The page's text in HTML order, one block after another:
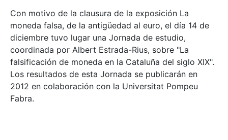
Con motivo de la clausura de la exposición La
moneda falsa, de la antigüedad al euro, el día 14 de
diciembre tuvo lugar una Jornada de estudio,
coordinada por Albert Estrada-Rius, sobre "La
falsificación de moneda en la Cataluña del siglo XIX".
Los resultados de esta Jornada se publicarán en
2012 en colaboración con la Universitat Pompeu
Fabra.